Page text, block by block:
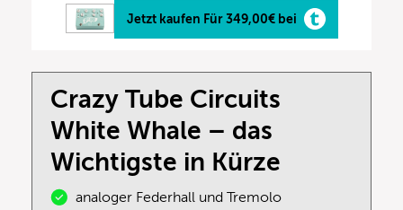
Jetzt kaufen Für 349,00€ bei
Crazy Tube Circuits
White Whale – das
Wichtigste in Kürze
analoger Federhall und Tremolo